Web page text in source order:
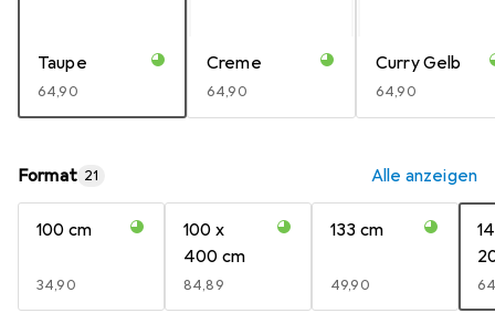
Taupe
EUR
64,90
Creme
EUR
64,90
Curry Gelb
EUR
64,90
Format 21 Alle anzeigen
100 cm
EUR
34,90
100 x
400 cm
EUR
84,89
133 cm
EUR
49,90